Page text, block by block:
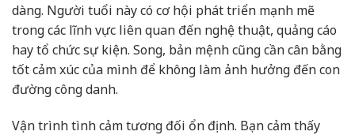
dàng. Người tuổi này có cơ hội phát triển mạnh mẽ
trong các lĩnh vực liên quan đến nghệ thuật, quảng cáo
hay tổ chức sự kiện. Song, bản mệnh cũng cần cân bằng
tốt cảm xúc của mình để không làm ảnh hưởng đến con
đường công danh.
Vận trình tình cảm tương đối ổn định. Bạn cảm thấy